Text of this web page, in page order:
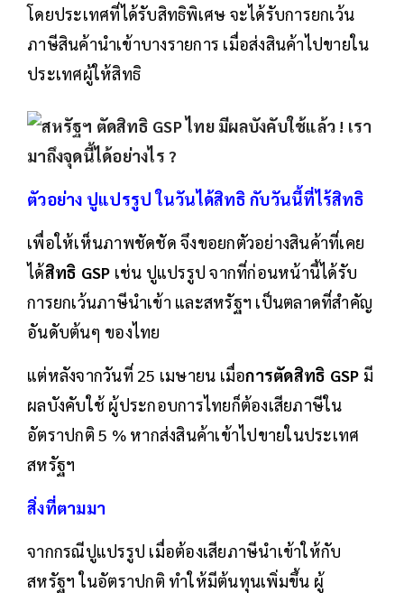
โดยประเทศที่ได้รับสิทธิพิเศษ จะได้รับการยกเว้น
ภาษีสินค้านำเข้าบางรายการ เมื่อส่งสินค้าไปขายใน
ประเทศผู้ให้สิทธิ
ตัวอย่าง ปูแปรรูป ในวันได้สิทธิ กับวันนี้ที่ไร้สิทธิ
เพื่อให้เห็นภาพชัดชัด จึงขอยกตัวอย่างสินค้าที่เคย
ได้สิทธิ GSP เช่น ปูแปรรูป จากที่ก่อนหน้านี้ได้รับ
การยกเว้นภาษีนำเข้า และสหรัฐฯ เป็นตลาดที่สำคัญ
อันดับต้นๆ ของไทย
แต่หลังจากวันที่ 25 เมษายน เมื่อการตัดสิทธิ GSP มี
ผลบังคับใช้ ผู้ประกอบการไทยก็ต้องเสียภาษีใน
อัตราปกติ 5 % หากส่งสินค้าเข้าไปขายในประเทศ
สหรัฐฯ
สิ่งที่ตามมา
จากกรณีปูแปรรูป เมื่อต้องเสียภาษีนำเข้าให้กับ
สหรัฐฯ ในอัตราปกติ ทำให้มีต้นทุนเพิ่มขึ้น ผู้